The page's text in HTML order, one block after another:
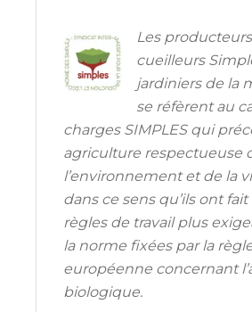
Les
cueilleurs
jardiniers de la
se réfèrent au
charges SIMPLES qui
agriculture respectueuse
l’environnement et de la
dans ce sens qu’ils ont
règles de travail plus
la norme fixées par la
européenne concernant
biologique.